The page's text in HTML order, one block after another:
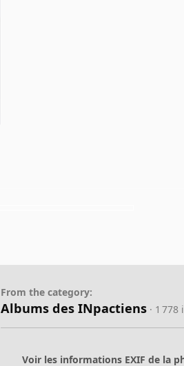
From the category:
Albums des INpactiens · 1
Voir les informations EXIF de la